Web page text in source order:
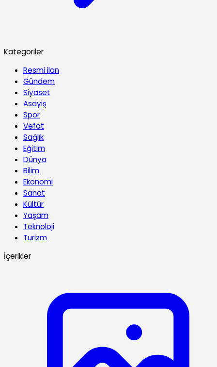
Kategoriler
Resmi ilan
Gündem
Siyaset
Asayiş
Spor
Vefat
Sağlık
Eğitim
Dünya
Bilim
Ekonomi
Sanat
Kültür
Yaşam
Teknoloji
Turizm
İçerikler